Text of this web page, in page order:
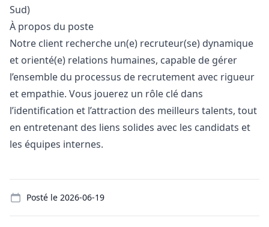
Sud)
À propos du poste
Notre client recherche un(e) recruteur(se) dynamique
et orienté(e) relations humaines, capable de gérer
l’ensemble du processus de recrutement avec rigueur
et empathie. Vous jouerez un rôle clé dans
l’identification et l’attraction des meilleurs talents, tout
en entretenant des liens solides avec les candidats et
les équipes internes.
Posté le 2026-06-19